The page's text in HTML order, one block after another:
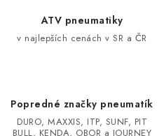
CF MOTO CFORCE X850/X1000
TGB BLADE 600/1000 LT LTX
ATV pneumatiky
v najlepších cenách v SR a ČR
Popredné značky pneumatík
DURO, MAXXIS, ITP, SUNF, PIT
BULL, KENDA, OBOR a JOURNEY